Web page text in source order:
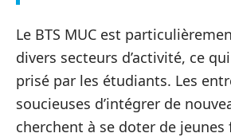
Le BTS MUC est
divers secteurs d’activité, ce
prisé par les étudiants. Les
soucieuses d’intégrer de
cherchent à se doter de jeunes